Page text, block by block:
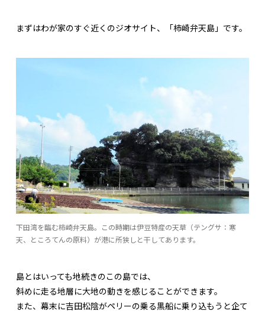
まずはわが家のすぐ近くのジオサイト、「柿崎弁天島」です。
下田湾を臨む柿崎弁天島。この時期は伊豆特産の天草（テングサ：寒
天、ところてんの原料）が港に所狭しと干してあります。
島とはいっても地続きのこの島では、
斜めに走る地層に大地の動きを感じることができます。
また、幕末に吉田松陰がペリーの乗る黒船に乗り込もうと企て